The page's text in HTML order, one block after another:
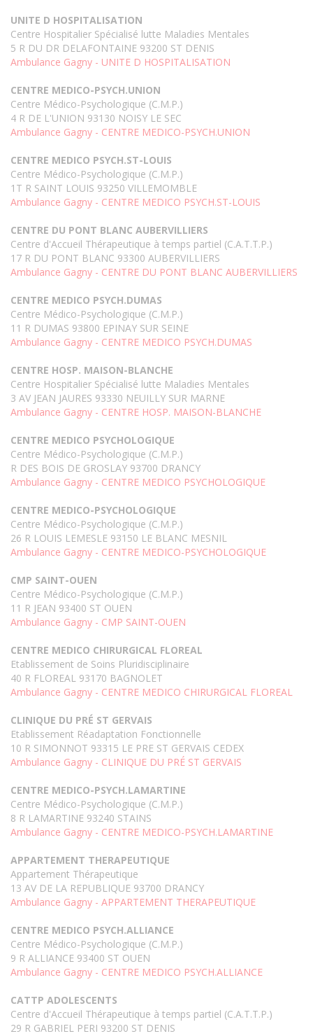
UNITE D HOSPITALISATION
Centre Hospitalier Spécialisé lutte Maladies Mentales
5 R DU DR DELAFONTAINE 93200 ST DENIS
Ambulance Gagny - UNITE D HOSPITALISATION
CENTRE MEDICO-PSYCH.UNION
Centre Médico-Psychologique (C.M.P.)
4 R DE L'UNION 93130 NOISY LE SEC
Ambulance Gagny - CENTRE MEDICO-PSYCH.UNION
CENTRE MEDICO PSYCH.ST-LOUIS
Centre Médico-Psychologique (C.M.P.)
1T R SAINT LOUIS 93250 VILLEMOMBLE
Ambulance Gagny - CENTRE MEDICO PSYCH.ST-LOUIS
CENTRE DU PONT BLANC AUBERVILLIERS
Centre d'Accueil Thérapeutique à temps partiel (C.A.T.T.P.)
17 R DU PONT BLANC 93300 AUBERVILLIERS
Ambulance Gagny - CENTRE DU PONT BLANC AUBERVILLIERS
CENTRE MEDICO PSYCH.DUMAS
Centre Médico-Psychologique (C.M.P.)
11 R DUMAS 93800 EPINAY SUR SEINE
Ambulance Gagny - CENTRE MEDICO PSYCH.DUMAS
CENTRE HOSP. MAISON-BLANCHE
Centre Hospitalier Spécialisé lutte Maladies Mentales
3 AV JEAN JAURES 93330 NEUILLY SUR MARNE
Ambulance Gagny - CENTRE HOSP. MAISON-BLANCHE
CENTRE MEDICO PSYCHOLOGIQUE
Centre Médico-Psychologique (C.M.P.)
R DES BOIS DE GROSLAY 93700 DRANCY
Ambulance Gagny - CENTRE MEDICO PSYCHOLOGIQUE
CENTRE MEDICO-PSYCHOLOGIQUE
Centre Médico-Psychologique (C.M.P.)
26 R LOUIS LEMESLE 93150 LE BLANC MESNIL
Ambulance Gagny - CENTRE MEDICO-PSYCHOLOGIQUE
CMP SAINT-OUEN
Centre Médico-Psychologique (C.M.P.)
11 R JEAN 93400 ST OUEN
Ambulance Gagny - CMP SAINT-OUEN
CENTRE MEDICO CHIRURGICAL FLOREAL
Etablissement de Soins Pluridisciplinaire
40 R FLOREAL 93170 BAGNOLET
Ambulance Gagny - CENTRE MEDICO CHIRURGICAL FLOREAL
CLINIQUE DU PRÉ ST GERVAIS
Etablissement Réadaptation Fonctionnelle
10 R SIMONNOT 93315 LE PRE ST GERVAIS CEDEX
Ambulance Gagny - CLINIQUE DU PRÉ ST GERVAIS
CENTRE MEDICO-PSYCH.LAMARTINE
Centre Médico-Psychologique (C.M.P.)
8 R LAMARTINE 93240 STAINS
Ambulance Gagny - CENTRE MEDICO-PSYCH.LAMARTINE
APPARTEMENT THERAPEUTIQUE
Appartement Thérapeutique
13 AV DE LA REPUBLIQUE 93700 DRANCY
Ambulance Gagny - APPARTEMENT THERAPEUTIQUE
CENTRE MEDICO PSYCH.ALLIANCE
Centre Médico-Psychologique (C.M.P.)
9 R ALLIANCE 93400 ST OUEN
Ambulance Gagny - CENTRE MEDICO PSYCH.ALLIANCE
CATTP ADOLESCENTS
Centre d'Accueil Thérapeutique à temps partiel (C.A.T.T.P.)
29 R GABRIEL PERI 93200 ST DENIS